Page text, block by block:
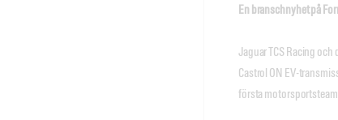
En branschnyhet på
Jaguar TCS Racing
Castrol ON EV-
första